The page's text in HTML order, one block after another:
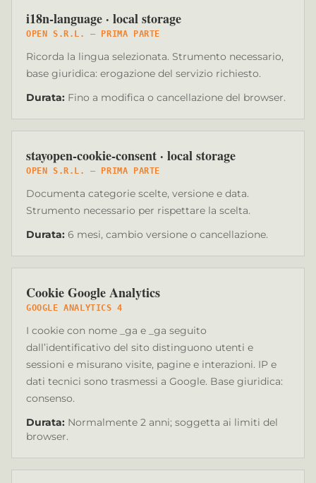
i18n-language · local storage
OPEN S.R.L. — PRIMA PARTE
Ricorda la lingua selezionata. Strumento necessario,
base giuridica: erogazione del servizio richiesto.
Durata: Fino a modifica o cancellazione del browser.
stayopen-cookie-consent · local storage
OPEN S.R.L. — PRIMA PARTE
Documenta categorie scelte, versione e data.
Strumento necessario per rispettare la scelta.
Durata: 6 mesi, cambio versione o cancellazione.
Cookie Google Analytics
GOOGLE ANALYTICS 4
I cookie con nome _ga e _ga seguito
dall’identificativo del sito distinguono utenti e
sessioni e misurano visite, pagine e interazioni. IP e
dati tecnici sono trasmessi a Google. Base giuridica:
consenso.
Durata: Normalmente 2 anni; soggetta ai limiti del
browser.